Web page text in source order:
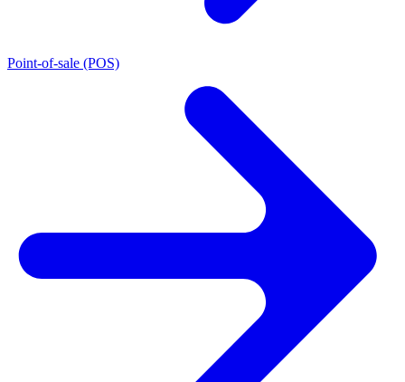
Point-of-sale (POS)